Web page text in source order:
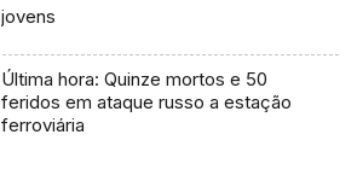
jovens
Última hora: Quinze mortos e 50
feridos em ataque russo a estação
ferroviária